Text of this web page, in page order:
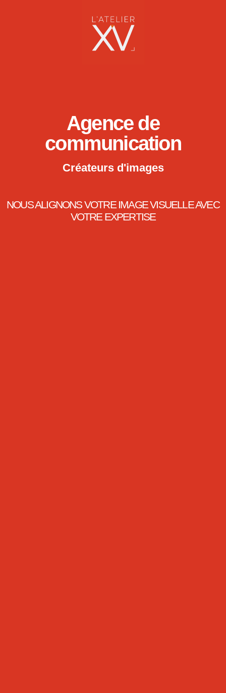
Agence de
communication
Créateurs d'images
NOUS ALIGNONS VOTRE IMAGE VISUELLE AVEC
VOTRE EXPERTISE